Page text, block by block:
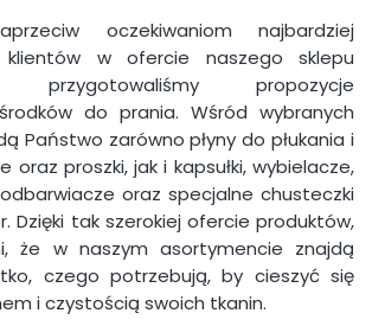
oczekiwaniom najbardziej
klientów w ofercie naszego sklepu
przygotowaliśmy propozycje
do prania. Wśród wybranych
Państwo zarówno płyny do płukania i
oraz proszki, jak i kapsułki, wybielacze,
oraz specjalne chusteczki
Dzięki tak szerokiej ofercie produktów,
że w naszym asortymencie znajdą
czego potrzebują, by cieszyć się
i czystością swoich tkanin.